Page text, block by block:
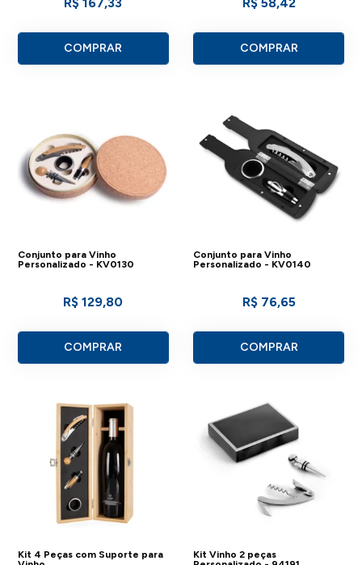
COMPRAR COMPRAR
Conjunto para Vinho
Personalizado - KV0130
R$ 129,80
COMPRAR
Conjunto para Vinho
Personalizado - KV0140
R$ 76,65
COMPRAR
Kit 4 Peças com Suporte para
Kit Vinho 2 peças